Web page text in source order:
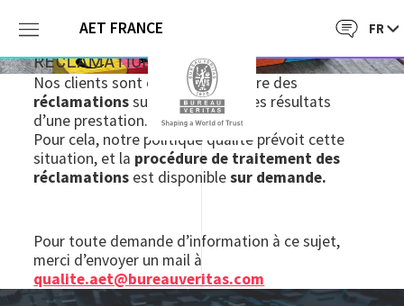
AET FRANCE
RÉCLAMATIONS
Nos clients sont en droit d’émettre des
réclamationssur la qualité
ou les résultats
d’une prestation.
Pour cela, notre politique qualité prévoit cette
situation, et la procédure de traitement des
réclamations est disponiblesur demande.
Pour toute demande d’information à ce sujet,
merci d’envoyer un mail à
qualite.aet@bureauveritas.com